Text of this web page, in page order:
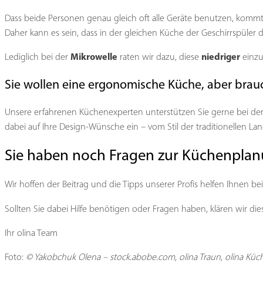
Dass beide Personen genau gleich oft alle Geräte benutzen,
Daher kann es sein, dass in der gleichen Küche der Geschirrspüler
Lediglich bei der Mikrowelle raten wir dazu, diese niedriger
Sie wollen eine ergonomische Küche, aber
Unsere erfahrenen Küchenexperten unterstützen Sie gerne bei
dabei auf Ihre Design-Wünsche ein – vom Stil der traditionellen
Sie haben noch Fragen zur
Wir hoffen der Beitrag und die Tipps unserer Profis helfen Ihnen
Sollten Sie dabei Hilfe benötigen oder Fragen haben, klären wir
Ihr olina Team
Foto: © Yakobchuk Olena – stock.abobe.com, olina Traun, olina